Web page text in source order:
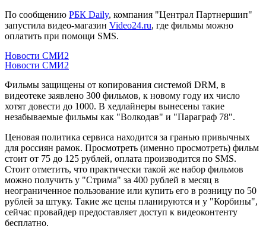
По сообщению РБК Daily, компания "Централ Партнершип"
запустила видео-магазин Video24.ru, где фильмы можно
оплатить при помощи SMS.
Новости СМИ2
Новости СМИ2
Фильмы защищены от копирования системой DRM, в
видеотеке заявлено 300 фильмов, к новому году их число
хотят довести до 1000. В хедлайнеры вынесены такие
незабываемые фильмы как "Волкодав" и "Параграф 78".
Ценовая политика сервиса находится за гранью привычных
для россиян рамок. Просмотреть (именно просмотреть) фильм
стоит от 75 до 125 рублей, оплата производится по SMS.
Стоит отметить, что практически такой же набор фильмов
можно получить у "Стрима" за 400 рублей в месяц в
неограниченное пользование или купить его в розницу по 50
рублей за штуку. Такие же цены планируются и у "Корбины",
сейчас провайдер предоставляет доступ к видеоконтенту
бесплатно.